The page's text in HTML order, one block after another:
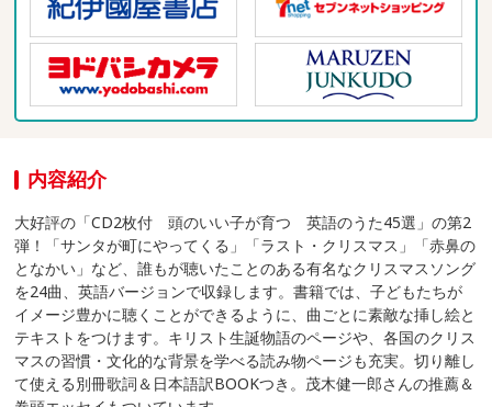
内容紹介
大好評の「CD2枚付 頭のいい子が育つ 英語のうた45選」の第2
弾！「サンタが町にやってくる」「ラスト・クリスマス」「赤鼻の
となかい」など、誰もが聴いたことのある有名なクリスマスソング
を24曲、英語バージョンで収録します。書籍では、子どもたちが
イメージ豊かに聴くことができるように、曲ごとに素敵な挿し絵と
テキストをつけます。キリスト生誕物語のページや、各国のクリス
マスの習慣・文化的な背景を学べる読み物ページも充実。切り離し
て使える別冊歌詞＆日本語訳BOOKつき。茂木健一郎さんの推薦＆